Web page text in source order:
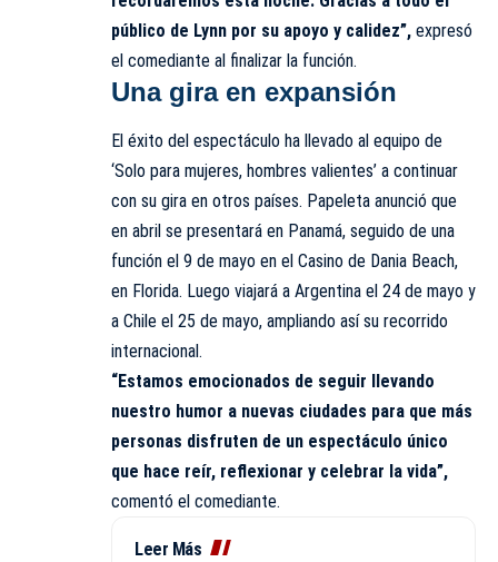
público de Lynn por su apoyo y calidez”, expresó
el comediante al finalizar la función.
Una gira en expansión
El éxito del espectáculo ha llevado al equipo de
‘Solo para mujeres, hombres valientes’ a continuar
con su gira en otros países. Papeleta anunció que
en abril se presentará en Panamá, seguido de una
función el 9 de mayo en el Casino de Dania Beach,
en Florida. Luego viajará a Argentina el 24 de mayo y
a Chile el 25 de mayo, ampliando así su recorrido
internacional.
“Estamos emocionados de seguir llevando
nuestro humor a nuevas ciudades para que más
personas disfruten de un espectáculo único
que hace reír, reflexionar y celebrar la vida”,
comentó el comediante.
Leer Más